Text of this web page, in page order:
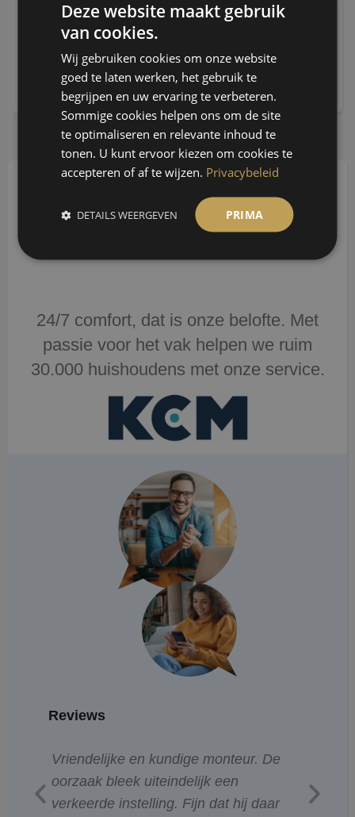
Wat vinden
klanten?
24/7 comfort, dat is onze belofte. Met
passie voor het vak helpen we ruim
30.000 huishoudens met onze service.
Reviews
Vriendelijke en kundige monteur. De
oorzaak bleek uiteindelijk een
verkeerde instelling. Fijn dat hij daar
Deze website maakt gebruik
van cookies.
Wij gebruiken cookies om onze website
goed te laten werken, het gebruik te
begrijpen en uw ervaring te verbeteren.
Sommige cookies helpen ons om de site
te optimaliseren en relevante inhoud te
tonen. U kunt ervoor kiezen om cookies te
accepteren of af te wijzen. Privacybeleid
PRIMA
DETAILS WEERGEVEN